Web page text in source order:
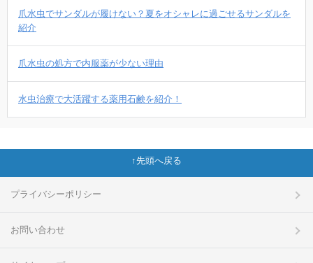
爪水虫でサンダルが履けない？夏をオシャレに過ごせるサンダルを
紹介
爪水虫の処方で内服薬が少ない理由
水虫治療で大活躍する薬用石鹸を紹介！
先頭へ戻る
プライバシーポリシー
お問い合わせ